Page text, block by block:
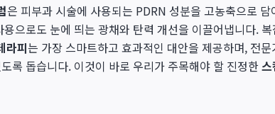
은 피부과 시술에 사용되는 PDRN 성분을 고농축으로
으로도 눈에 띄는 광채와 탄력 개선을 이끌어냅니다.
라피는 가장 스마트하고 효과적인 대안을 제공하며, 전
록 돕습니다. 이것이 바로 우리가 주목해야 할 진정한